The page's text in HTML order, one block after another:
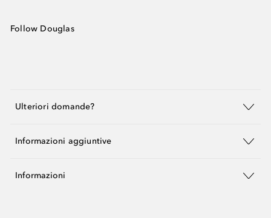
Follow Douglas
Ulteriori domande?
Informazioni aggiuntive
Informazioni